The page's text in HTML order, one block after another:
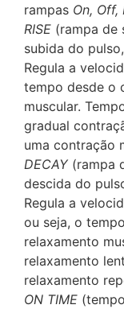
rampas On, Off,
RISE (rampa de
subida do
Regula a
tempo desde o
muscular.
gradual
uma contração
DECAY (rampa
descida do
Regula a
ou seja, o
relaxamento
relaxamento
relaxamento
ON TIME